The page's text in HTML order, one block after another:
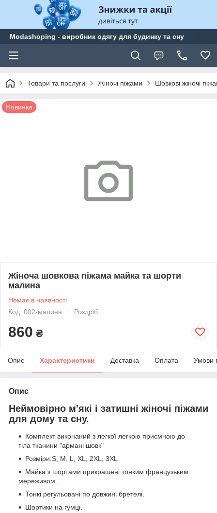
Modashoping - виробник одягу для будинку та сну
Товари та послуги Жіночі піжами Шовкові жіночі
Новинка
Жіноча шовкова піжама майка та шорти
малина
Немає в наявності
Код: 002-малина
Роздріб
860 ₴
Опис Характеристики Доставка Оплата Умови
Опис
Неймовірно м'які і затишні жіночі піжами
для дому та сну.
Комплект виконаний з легкої легкою приємною до
тіла тканини "армані шовк"
Розміри:S, M, L, XL, 2XL, 3XL
Майка з шортами прикрашені тонким французьким
мереживом.
Тонкі регульовані по довжині бретелі.
Шортики на гумці.